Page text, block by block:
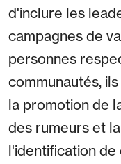
d'inclure les
campagnes de
personnes
communautés,
la promotion de
des rumeurs et
l'identification de